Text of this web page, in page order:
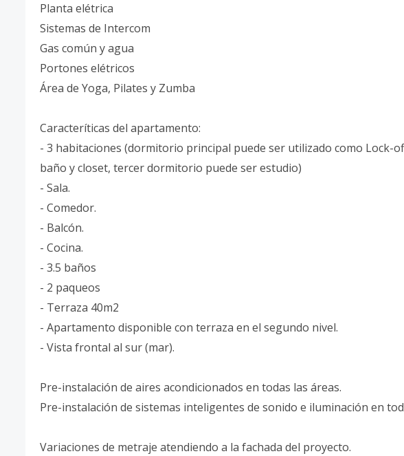
Planta elétrica
Sistemas de Intercom
Gas común y agua
Portones elétricos
Área de Yoga, Pilates y Zumba
Caracteríticas del apartamento:
- 3 habitaciones (dormitorio principal puede ser utilizado como Lock-
baño y closet, tercer dormitorio puede ser estudio)
- Sala.
- Comedor.
- Balcón.
- Cocina.
- 3.5 baños
- 2 paqueos
- Terraza 40m2
- Apartamento disponible con terraza en el segundo nivel.
- Vista frontal al sur (mar).
Pre-instalación de aires acondicionados en todas las áreas.
Pre-instalación de sistemas inteligentes de sonido e iluminación en
Variaciones de metraje atendiendo a la fachada del proyecto.